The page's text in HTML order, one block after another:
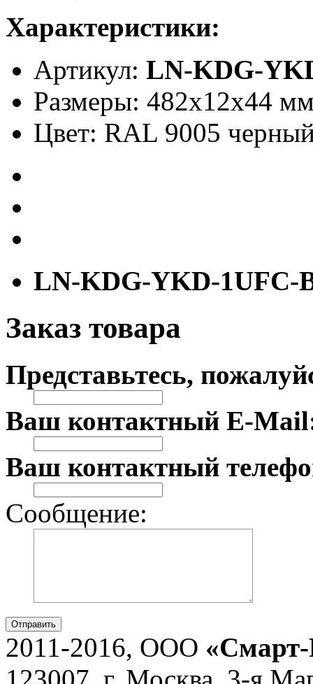
Характеристики:
Артикул: LN-KDG-
Размеры: 482x12x44
Цвет: RAL 9005
LN-KDG-YKD-1UFC-
Заказ товара
Представьтесь,
Ваш контактный E-
Ваш контактный
Сообщение:
Отправить
2011-2016, ООО